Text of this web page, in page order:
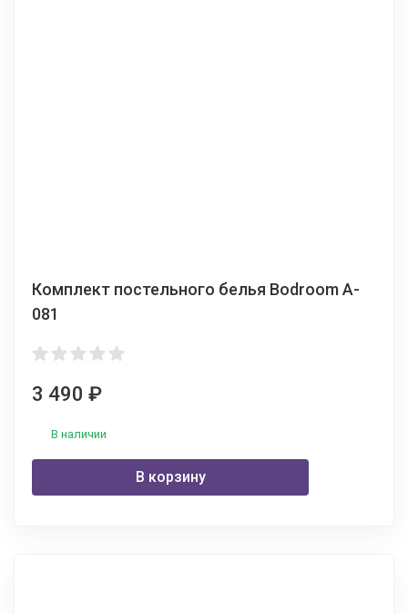
Комплект постельного белья Bodroom A-
081
3 490 ₽
В наличии
В корзину